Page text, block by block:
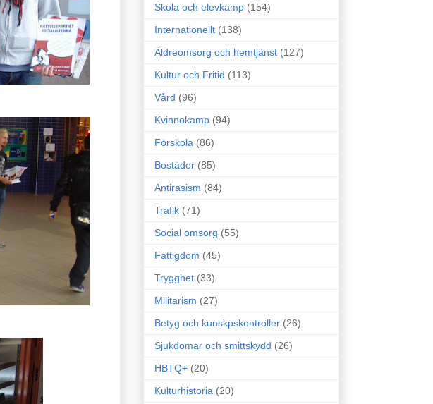
Skola och elevkamp (154)
Internationellt (138)
Äldreomsorg och hemtjänst (127)
Kultur och Fritid (113)
Vård (96)
Kvinnokamp (94)
Förskola (86)
Bostäder (85)
Antirasism (84)
Trafik (71)
Social omsorg (55)
Fattigdom (45)
Trygghet (33)
Militarism (27)
Betyg och kunskpskontroller (26)
Sjukdomar och smittskydd (26)
HBTQ+ (20)
Kulturhistoria (20)